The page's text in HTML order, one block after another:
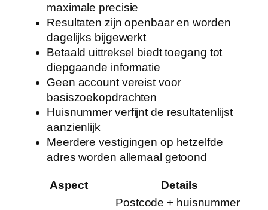
maximale precisie
Resultaten zijn openbaar en worden
dagelijks bijgewerkt
Betaald uittreksel biedt toegang tot
diepgaande informatie
Geen account vereist voor
basiszoekopdrachten
Huisnummer verfijnt de resultatenlijst
aanzienlijk
Meerdere vestigingen op hetzelfde
adres worden allemaal getoond
Aspect Details
Postcode + huisnummer